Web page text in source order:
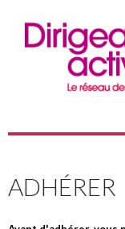
ADHÉRER